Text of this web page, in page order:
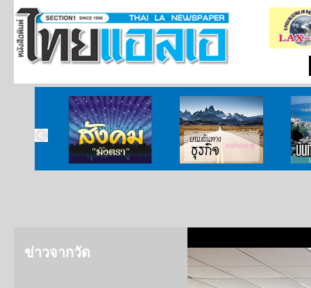
สังคมมังตรา บนเส้นทางธุรกิจ บั
ข่าวจากวัด